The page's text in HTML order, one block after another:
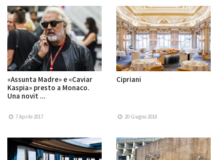
«Assunta Madre» e «Caviar
Kaspia» presto a Monaco.
Una novit ...
7 Aprile 2017
Cipriani
20 Giugno 2018